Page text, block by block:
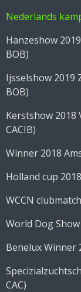
Nederlands
Hanzeshow
BOB)
Ijsselshow 2019
BOB)
Kerstshow 2018
CACIB)
Winner 2018
Holland cup
WCCN
World Dog
Benelux Winner
CAC)